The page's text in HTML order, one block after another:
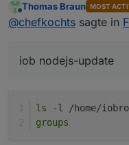
/home/
Permission
Online
Thomas Braun MOST
@chefkochts sagte in
iob nodejs-update
ls -l /home/
groups